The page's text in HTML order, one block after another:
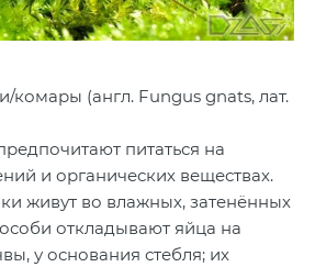
комары (англ. Fungus gnats, лат.
питаться на
и органических веществах.
живут во влажных, затенённых
откладывают яйца на
у основания стебля; их